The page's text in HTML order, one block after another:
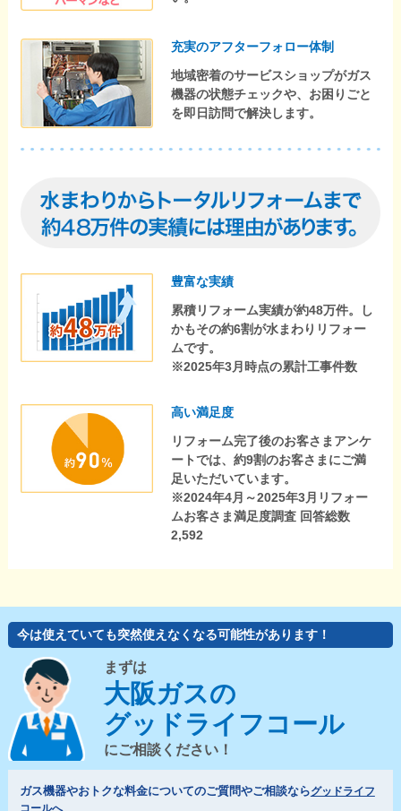
充実のアフターフォロー体制
地域密着のサービスショップがガス
機器の状態チェックや、お困りごと
を即日訪問で解決します。
豊富な実績
累積リフォーム実績が約48万件。し
かもその約6割が水まわりリフォー
ムです。
※2025年3月時点の累計工事件数
高い満足度
リフォーム完了後のお客さまアンケ
ートでは、約9割のお客さまにご満
足いただいています。
※2024年4月～2025年3月リフォー
ムお客さま満足度調査 回答総数
2,592
今は使えていても突然使えなくなる可能性があります！
まずは
大阪ガスの
グッドライフコール
にご相談ください！
ガス機器やおトクな料金についてのご質問やご相談ならグッドライフ